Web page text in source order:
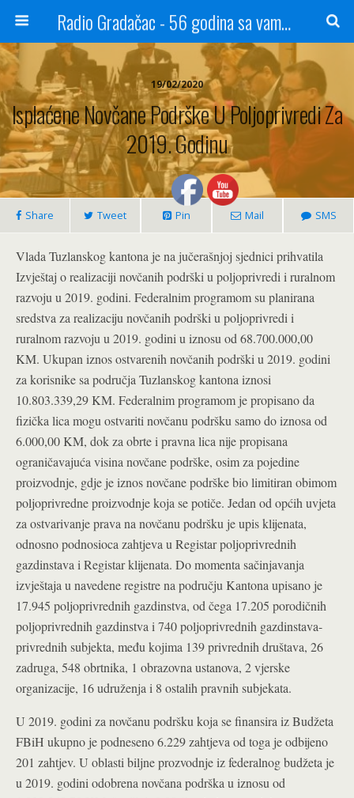
Radio Gradačac - 56 godina sa vama...
19/02/2020
Isplaćene Novčane Podrške U Poljoprivredi Za
2019. Godinu
Share Tweet Pin Mail SMS
Vlada Tuzlanskog kantona je na jučerašnjoj sjednici prihvatila
Izvještaj o realizaciji novčanih podrški u poljoprivredi i ruralnom
razvoju u 2019. godini. Federalnim programom su planirana
sredstva za realizaciju novčanih podrški u poljoprivredi i
ruralnom razvoju u 2019. godini u iznosu od 68.700.000,00
KM. Ukupan iznos ostvarenih novčanih podrški u 2019. godini
za korisnike sa područja Tuzlanskog kantona iznosi
10.803.339,29 KM. Federalnim programom je propisano da
fizička lica mogu ostvariti novčanu podršku samo do iznosa od
6.000,00 KM, dok za obrte i pravna lica nije propisana
ograničavajuća visina novčane podrške, osim za pojedine
proizvodnje, gdje je iznos novčane podrške bio limitiran obimom
poljoprivredne proizvodnje koja se potiče. Jedan od općih uvjeta
za ostvarivanje prava na novčanu podršku je upis klijenata,
odnosno podnosioca zahtjeva u Registar poljoprivrednih
gazdinstava i Registar klijenata. Do momenta sačinjavanja
izvještaja u navedene registre na području Kantona upisano je
17.945 poljoprivrednih gazdinstva, od čega 17.205 porodičnih
poljoprivrednih gazdinstva i 740 poljoprivrednih gazdinstava-
privrednih subjekta, među kojima 139 privrednih društava, 26
zadruga, 548 obrtnika, 1 obrazovna ustanova, 2 vjerske
organizacije, 16 udruženja i 8 ostalih pravnih subjekata.
U 2019. godini za novčanu podršku koja se finansira iz Budžeta
FBiH ukupno je podneseno 6.229 zahtjeva od toga je odbijeno
201 zahtjev. U oblasti biljne prozvodnje iz federalnog budžeta je
u 2019. godini odobrena novčana podrška u iznosu od